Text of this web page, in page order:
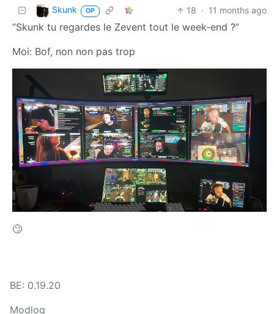
Skunk OP 18 · 11 months ago
“Skunk tu regardes le Zevent tout le week-end ?”
Moi: Bof, non non pas trop
🙄
BE: 0.19.20
Modlog